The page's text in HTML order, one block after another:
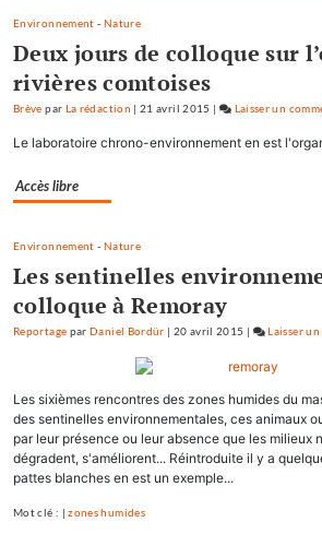
vous
maintenant
Environnement - Nature
Deux jours de colloque sur
rivières comtoises
Brève par La rédaction |21 avril 2015 | Laisser un
Le laboratoire chrono-environnement en est
Accès libre
Environnement - Nature
Les sentinelles
colloque à Remoray
Reportage parDaniel Bordür | 20 avril 2015 | Laisser
Les sixièmes rencontres des zones humides du
des sentinelles environnementales, ces animaux
par leur présence ou leur absence que les milieux
dégradent, s'améliorent... Réintroduite il y a
pattes blanches en est un exemple...
Mot clé : |zones humides